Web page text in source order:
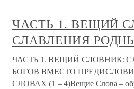
ЧАСТЬ 1. ВЕЩИЙ
СЛАВЛЕНИЯ
ЧАСТЬ 1. ВЕЩИЙ СЛОВНИК:
БОГОВ ВМЕСТО
СЛОВАХ (1 – 4)Вещие Слова –